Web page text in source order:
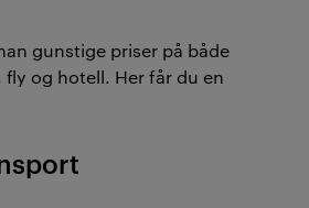
gunstige priser på både
og hotell. Her får du en